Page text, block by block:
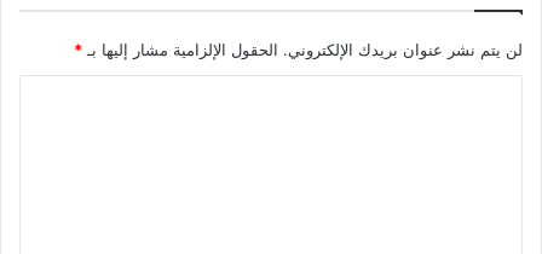
لن يتم نشر عنوان بريدك الإلكتروني. الحقول الإلزامية مشار إليها بـ*